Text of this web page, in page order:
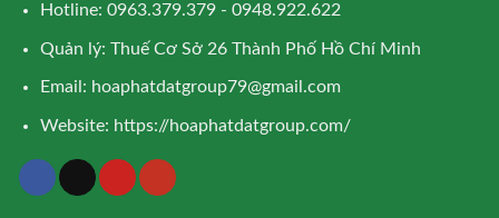
Hotline: 0963.379.379 - 0948.922.622
Quản lý: Thuế Cơ Sở 26 Thành Phố Hồ Chí Minh
Email: hoaphatdatgroup79@gmail.com
Website: https://hoaphatdatgroup.com/